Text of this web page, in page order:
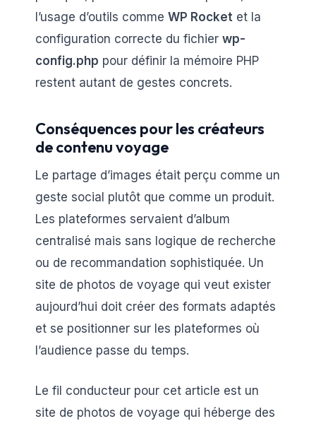
l’usage d’outils comme WP Rocket et la
configuration correcte du fichier wp-
config.php pour définir la mémoire PHP
restent autant de gestes concrets.
Conséquences pour les créateurs
de contenu voyage
Le partage d’images était perçu comme un
geste social plutôt que comme un produit.
Les plateformes servaient d’album
centralisé mais sans logique de recherche
ou de recommandation sophistiquée. Un
site de photos de voyage qui veut exister
aujourd’hui doit créer des formats adaptés
et se positionner sur les plateformes où
l’audience passe du temps.
Le fil conducteur pour cet article est un
site de photos de voyage qui héberge des